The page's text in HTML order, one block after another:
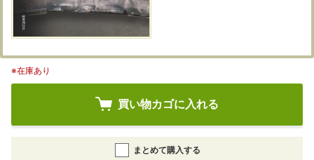
※在庫あり
買い物カゴに入れる
まとめて購入する